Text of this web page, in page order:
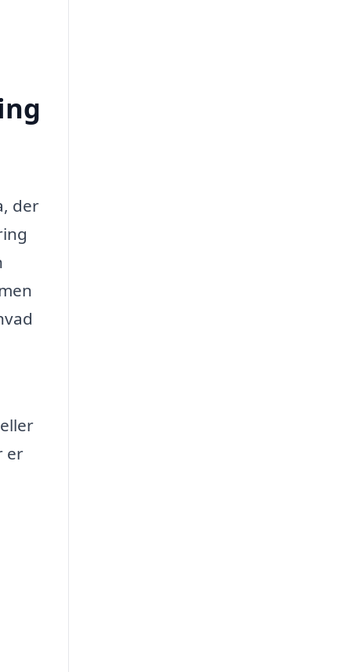
der
er